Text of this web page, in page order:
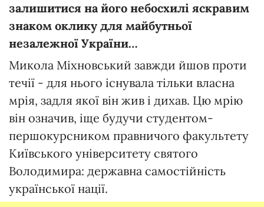
залишитися на його небосхилі яскравим
знаком оклику для майбутньої
незалежної України…
Микола Міхновський завжди йшов проти
течії - для нього існувала тільки власна
мрія, задля якої він жив і дихав. Цю мрію
він означив, іще будучи студентом-
першокурсником правничого факультету
Київського університету святого
Володимира: державна самостійність
української нації.